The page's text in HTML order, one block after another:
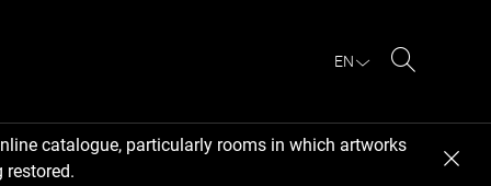
EN
catalogue, particularly rooms in which artworks
restored.